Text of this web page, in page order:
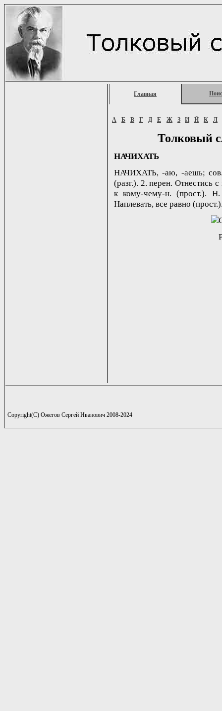
Главная
А Б В Г Д Е Ж З И Й К Л
Толковый
НАЧИХАТЬ
НАЧИХАТЬ, -аю, -аешь; сов.,
(разг.). 2. перен. Отнестись
к кому-чему-н. (прост.). Н.
Наплевать, все равно
Copyright(C) Ожегов Сергей Иванович 2008-2024